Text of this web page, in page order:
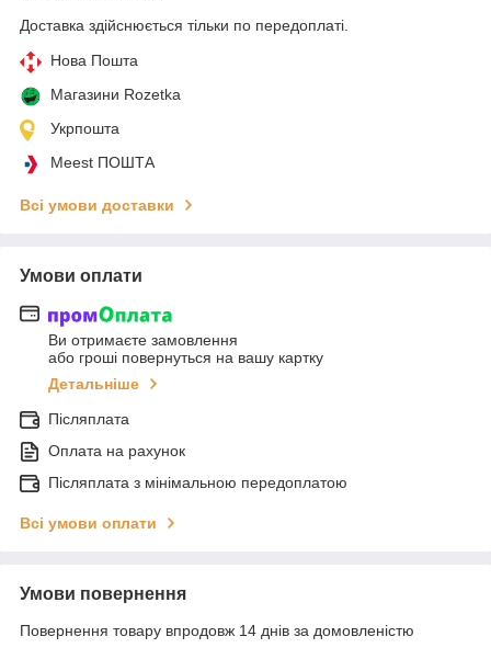
Доставка здійснюється тільки по передоплаті.
Нова Пошта
Магазини Rozetka
Укрпошта
Meest ПОШТА
Всі умови доставки
Умови оплати
Ви отримаєте замовлення
або гроші повернуться на вашу картку
Детальніше
Післяплата
Оплата на рахунок
Післяплата з мінімальною передоплатою
Всі умови оплати
Умови повернення
Повернення товару впродовж 14 днів за домовленістю